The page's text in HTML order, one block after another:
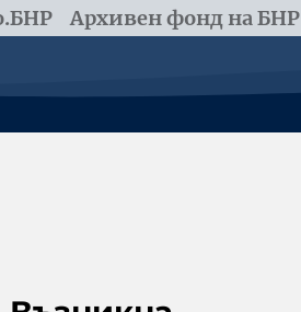
Архивен фонд на БНР